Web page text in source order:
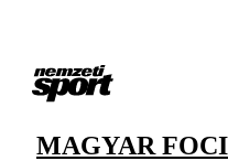
MAGYAR FOCI